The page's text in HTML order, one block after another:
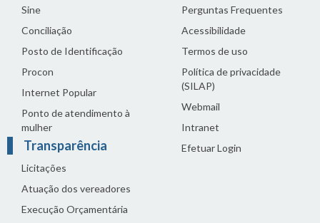
Sine
Conciliação
Posto de Identificação
Procon
Internet Popular
Ponto de atendimento à
mulher
Transparência
Licitações
Atuação dos vereadores
Execução Orçamentária
Perguntas Frequentes
Acessibilidade
Termos de uso
Política de privacidade
(SILAP)
Webmail
Intranet
Efetuar Login